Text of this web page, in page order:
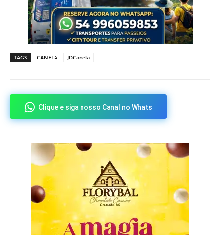
TAGS CANELA JDCanela
Clique e siga nosso Canal no Whats